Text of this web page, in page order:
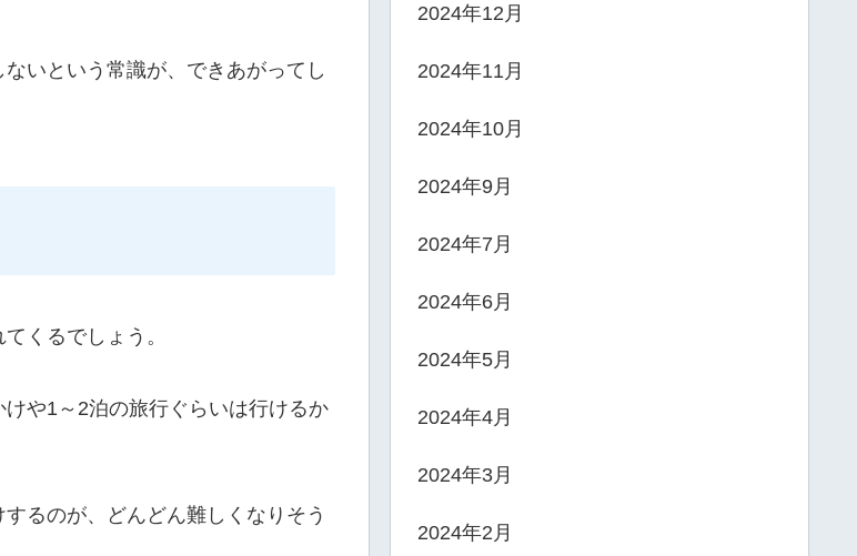
いという常識が、できあがってし
くるでしょう。
や1～2泊の旅行ぐらいは行けるか
るのが、どんどん難しくなりそう
2024年12月
2024年11月
2024年10月
2024年9月
2024年7月
2024年6月
2024年5月
2024年4月
2024年3月
2024年2月